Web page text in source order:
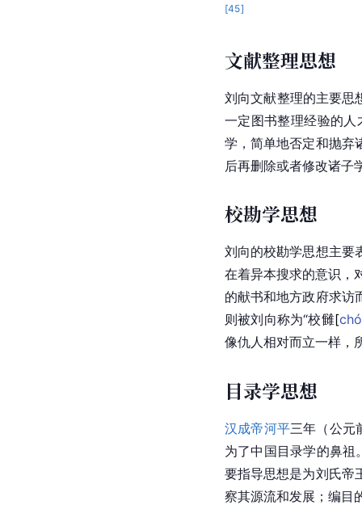
[45]
文献整理思想
刘向文献整理的主要思
一定图书整理经验的人
学，简单地否定和抛弃
后再删除或者修改诸子
校勘学思想
刘向的校勘学思想主要
在着异本搜求的意识，
的献书和地方政府求访
则被刘向称为“校雠[
像仇人相对而立一样，
目录学思想
汉成帝河平三年（公元
为了中国目录学的鼻祖
要指导思想是为刘氏帝
察其源流和发展；编目